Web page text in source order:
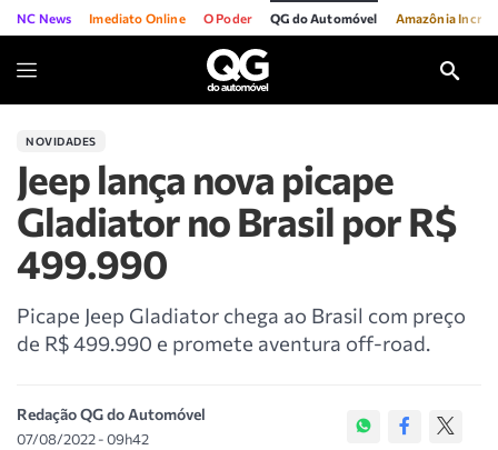
NC News Imediato Online O Poder QG do Automóvel Amazônia
NOVIDADES
Jeep lança nova picape
Gladiator no Brasil por R$
499.990
Picape Jeep Gladiator chega ao Brasil com preço
de R$ 499.990 e promete aventura off-road.
Redação QG do Automóvel
07/08/2022 - 09h42